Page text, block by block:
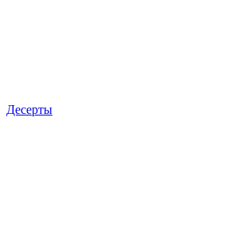
Десерты